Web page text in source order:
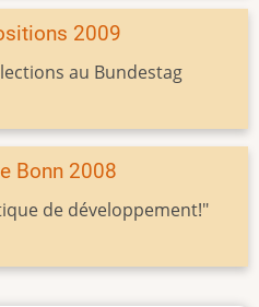
2009
au Bundestag
Bonn 2008
de développement!"